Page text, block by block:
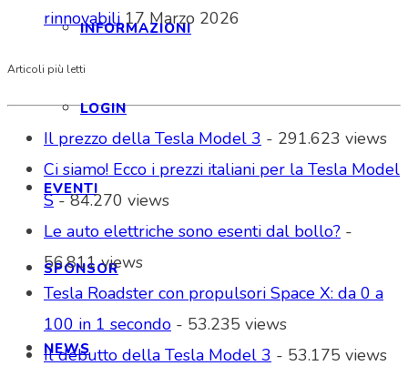
INFORMAZIONI
LOGIN
EVENTI
SPONSOR
NEWS
rinnovabili 17 Marzo 2026
Articoli più letti
Il prezzo della Tesla Model 3 - 291.623 views
Ci siamo! Ecco i prezzi italiani per la Tesla Model
S- 84.270 views
Le auto elettriche sono esenti dal bollo? -
56.811 views
Tesla Roadster con propulsori Space X: da 0 a
100 in 1 secondo - 53.235 views
Il debutto della Tesla Model 3 - 53.175 views